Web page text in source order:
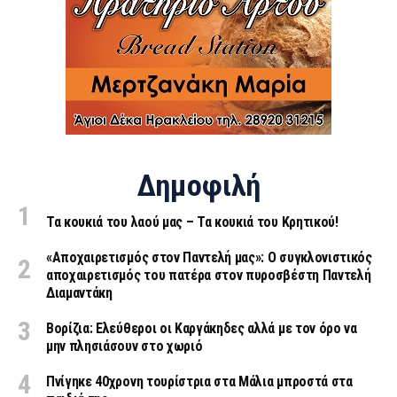
Δημοφιλή
Τα κουκιά του λαού μας – Τα κουκιά του Κρητικού!
«Aποχαιρετισμός στον Παντελή μας»: Ο συγκλονιστικός
αποχαιρετισμός του πατέρα στον πυροσβέστη Παντελή
Διαμαντάκη
Βορίζια: Ελεύθεροι οι Καργάκηδες αλλά με τον όρο να
μην πλησιάσουν στο χωριό
Πνίγηκε 40χρονη τουρίστρια στα Μάλια μπροστά στα